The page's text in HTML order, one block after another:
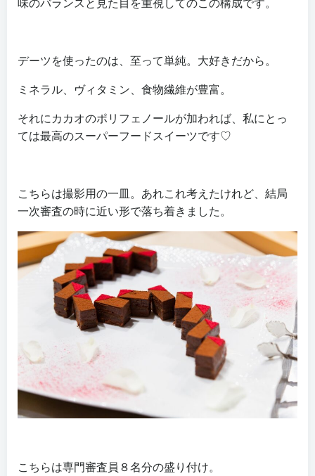
デーツを使ったのは、至って単純。大好きだから。
ミネラル、ヴィタミン、食物繊維が豊富。
それにカカオのポリフェノールが加われば、私にとっ
ては最高のスーパーフードスイーツです♡
こちらは撮影用の一皿。あれこれ考えたけれど、結局
一次審査の時に近い形で落ち着きました。
こちらは専門審査員８名分の盛り付け。